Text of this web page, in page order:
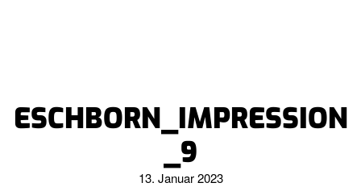
ESCHBORN_IMPRESSION
_9
13. Januar 2023